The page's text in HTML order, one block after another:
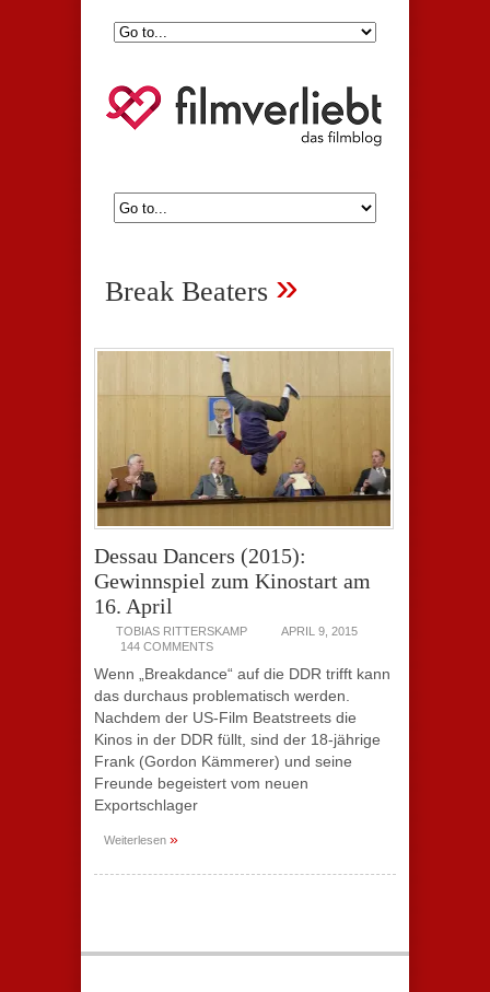
Break Beaters »
Dessau Dancers (2015):
Gewinnspiel zum Kinostart am
16. April
TOBIAS RITTERSKAMP
APRIL 9, 2015
144 COMMENTS
Wenn „Breakdance“ auf die DDR trifft kann
das durchaus problematisch werden.
Nachdem der US-Film Beatstreets die
Kinos in der DDR füllt, sind der 18-jährige
Frank (Gordon Kämmerer) und seine
Freunde begeistert vom neuen
Exportschlager
Weiterlesen »